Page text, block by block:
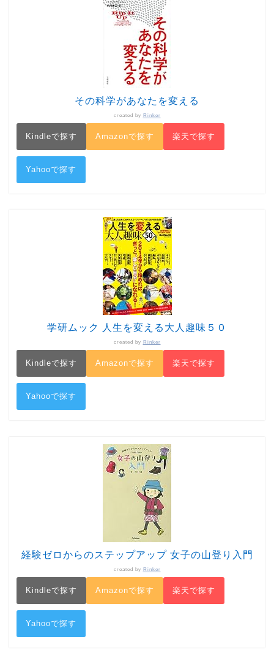
その科学があなたを変える
created by Rinker
Kindleで探す Amazonで探す 楽天で探す
Yahooで探す
学研ムック 人生を変える大人趣味５０
created by Rinker
Kindleで探す Amazonで探す 楽天で探す
Yahooで探す
経験ゼロからのステップアップ 女子の山登り入門
created by Rinker
Kindleで探す Amazonで探す 楽天で探す
Yahooで探す